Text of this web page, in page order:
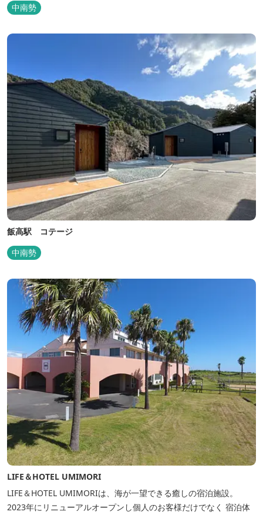
時間をお過ごしください。
中南勢
飯高駅 コテージ
中南勢
LIFE＆HOTEL UMIMORI
LIFE＆HOTEL UMIMORIは、海が一望できる癒しの宿泊施設。
2023年にリニューアルオープンし個人のお客様だけでなく 宿泊体